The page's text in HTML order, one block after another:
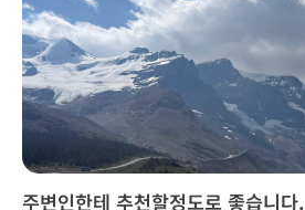
주변인한테 추천할정도로 좋습니다.